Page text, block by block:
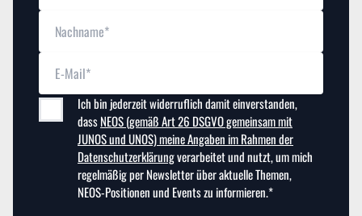
Ich bin jederzeit widerruflich damit einverstanden,
dassNEOS (gemäß Art 26 DSGVO gemeinsam mit
JUNOS und UNOS) meine Angaben im Rahmen der
Datenschutzerklärungverarbeitet und nutzt, um mich
regelmäßig per Newsletter über aktuelle Themen,
NEOS-Positionen und Events zu informieren.*